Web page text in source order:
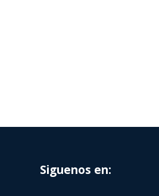
Siguenos en: